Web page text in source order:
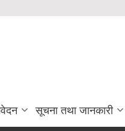
सूचना तथा जानकारी